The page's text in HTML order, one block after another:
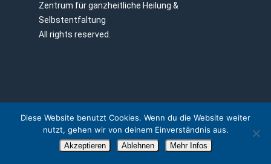
Zentrum für ganzheitliche Heilung &
Selbstentfaltung
All rights reserved.
Diese Website benutzt Cookies. Wenn du die Website weiter
nutzt, gehen wir von deinem Einverständnis aus.
Akzeptieren Ablehnen Mehr Infos